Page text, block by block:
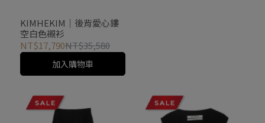
KIMHEKIM｜後背愛心鏤
空白色襯衫
NT$17,790NT$35,580
加入購物車